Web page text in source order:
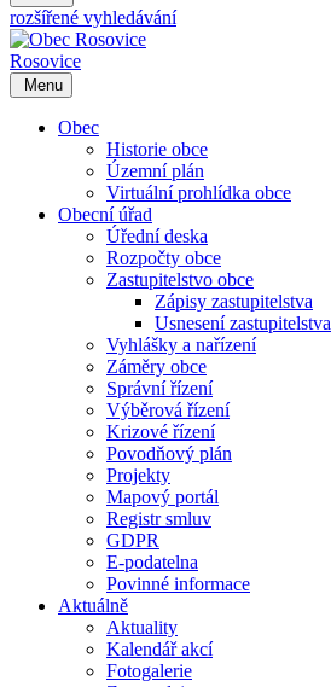
rozšířené vyhledávání
Rosovice
Menu
Obec
Historie obce
Územní plán
Virtuální prohlídka obce
Obecní úřad
Úřední deska
Rozpočty obce
Zastupitelstvo obce
Zápisy zastupitelstva
Usnesení zastupitelstva
Vyhlášky a nařízení
Záměry obce
Správní řízení
Výběrová řízení
Krizové řízení
Povodňový plán
Projekty
Mapový portál
Registr smluv
GDPR
E-podatelna
Povinné informace
Aktuálně
Aktuality
Kalendář akcí
Fotogalerie